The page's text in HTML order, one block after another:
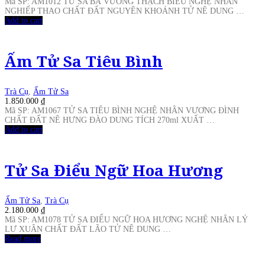
NGHIẾP THAO CHẤT ĐẤT NGUYÊN KHOÁNH TỬ NÊ DUNG …
Add to cart
Ấm Tử Sa Tiêu Bình
Trà Cụ, Ấm Tử Sa
1.850.000 ₫
Mã SP: AM1067 TỬ SA TIÊU BÌNH NGHỆ NHÂN VƯƠNG ĐÌNH
CHẤT ĐẤT NÊ HƯNG ĐÀO DUNG TÍCH 270ml XUẤT …
Add to cart
Tử Sa Điểu Ngữ Hoa Hương
Ấm Tử Sa, Trà Cụ
2.180.000 ₫
Mã SP: AM1078 TỬ SA ĐIỂU NGỮ HOA HƯƠNG NGHỆ NHÂN LÝ
LƯ XUÂN CHẤT ĐẤT LÃO TỬ NÊ DUNG …
Read more